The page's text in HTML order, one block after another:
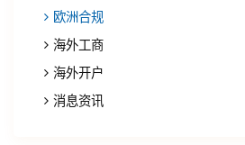
欧洲合规
海外工商
海外开户
消息资讯